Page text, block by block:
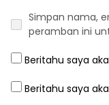
Simpan nama,
peramban ini
Beritahu saya
Beritahu saya